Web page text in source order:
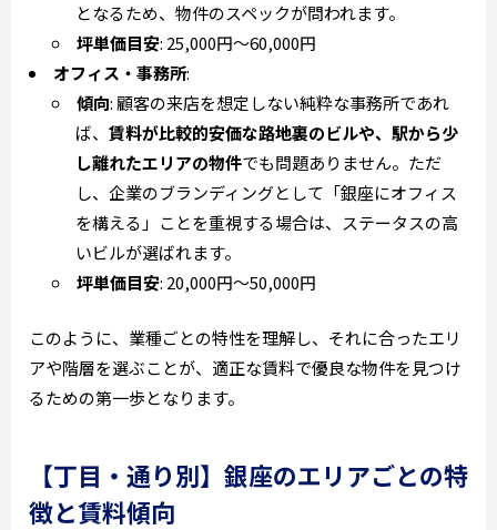
となるため、物件のスペックが問われます。
坪単価目安: 25,000円～60,000円
オフィス・事務所:
傾向: 顧客の来店を想定しない純粋な事務所であれ
ば、 賃料が比較的安価な路地裏のビルや、駅から少
し離れたエリアの物件でも問題ありません。ただ
し、企業のブランディングとして「銀座にオフィス
を構える」ことを重視する場合は、ステータスの高
いビルが選ばれます。
坪単価目安: 20,000円～50,000円
このように、業種ごとの特性を理解し、それに合ったエリ
アや階層を選ぶことが、適正な賃料で優良な物件を見つけ
るための第一歩となります。
【丁目・通り別】銀座のエリアごとの特
徴と賃料傾向